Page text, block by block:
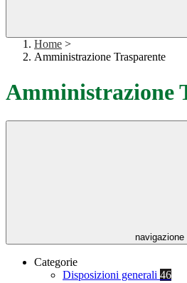
Home >
Amministrazione Trasparente
Amministrazione
navigazione
Categorie
Disposizioni generali 46